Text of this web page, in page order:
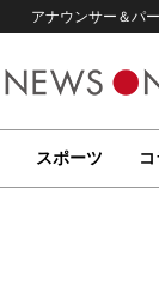
アナウンサー＆パ
スポーツ